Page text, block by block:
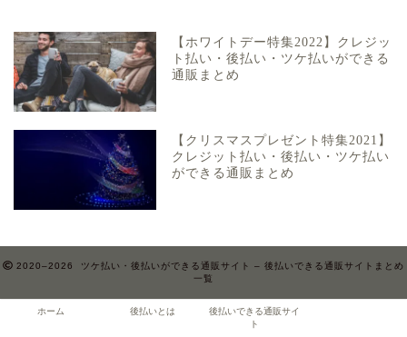
【ホワイトデー特集2022】クレジッ
ト払い・後払い・ツケ払いができる
通販まとめ
【クリスマスプレゼント特集2021】
クレジット払い・後払い・ツケ払い
ができる通販まとめ
2020–2026 ツケ払い・後払いができる通販サイト – 後払いできる通販サイトまとめ
一覧
ホーム 後払いとは
後払いできる通販サイ
ト